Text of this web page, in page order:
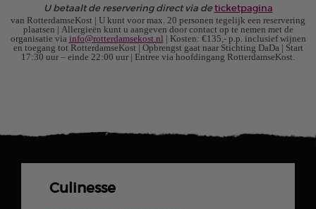
U betaalt de reservering direct via deticketpagina
van RotterdamseKost | U kunt voor max. 20 personen tegelijk een reservering
plaatsen | Allergieën kunt u aangeven door contact op te nemen met de
organisatie via info@rotterdamsekost.nl | Kosten: €135,- p.p. inclusief wijnen
en toegang tot RotterdamseKost | Opbrengst gaat naar Stichting DaDa | Start
17:30 uur – einde 22:00 uur | Entree via hoofdingang RotterdamseKost.
Culinesse